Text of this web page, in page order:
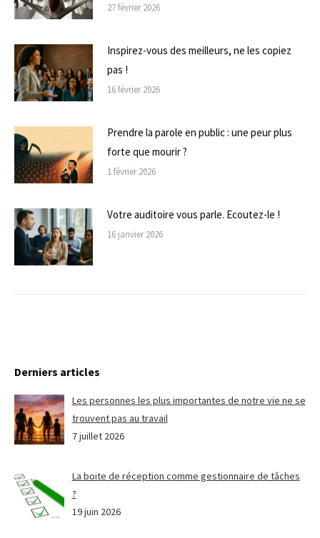
27 février 2026
Inspirez-vous des meilleurs, ne les copiez
pas !
16 février 2026
Prendre la parole en public : une peur plus
forte que mourir ?
1 février 2026
Votre auditoire vous parle. Ecoutez-le !
16 janvier 2026
Derniers articles
Les personnes les plus importantes de notre vie ne se
trouvent pas au travail
7 juillet 2026
La boite de réception comme gestionnaire de tâches
?
19 juin 2026